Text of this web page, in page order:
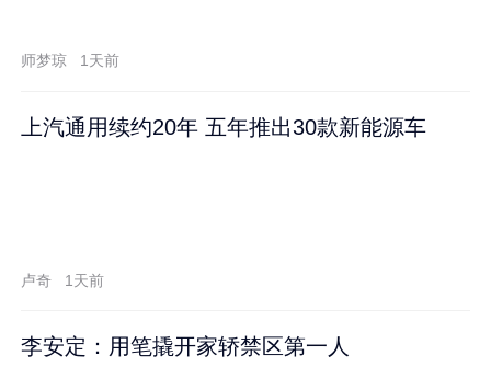
师梦琼 1天前
上汽通用续约20年 五年推出30款新能源车
卢奇 1天前
李安定：用笔撬开家轿禁区第一人